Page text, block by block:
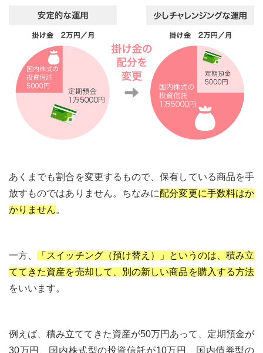
あくまでも割合を変更するもので、保有している商品を手
放すものではありません。ちなみに配分変更に手数料はか
かりません。
一方、
「スイッチング（預け替え）」というのは、積み立
ててきた資産を売却して、別の新しい商品を購入する方法
をいいます。
例えば、積み立ててきた資産が50万円あって、定期預金が
30万円、国内株式型の投資信託が10万円、国内債券型の